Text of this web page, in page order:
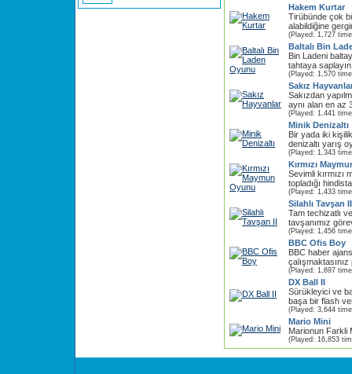
Hakem Kurtar
Tirübünde çok
alabildiğine
(Played: 1,727
Baltalı Bin
Bin Ladeni
tahtaya
(Played: 1,570
Sakız
Sakızdan
aynı alan en az
(Played: 1,441
Minik Denizaltı
Bir yada iki
denizaltı yarış
(Played: 1,343
Kırmızı
Sevimli kırmızı
topladığı
(Played: 1,433
Silahlı Tavşan II
Tam techizatlı
tavşanımız
(Played: 1,456
BBC Ofis Boy
BBC haber
(Played: 1,697
DX Ball II
Sürükleyici ve
başa bir flash
(Played: 3,644
Mario Mini
Marionun Farkli
(Played: 16,853